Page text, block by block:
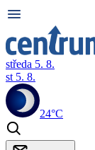
středa 5. 8.
st 5. 8.
24°C